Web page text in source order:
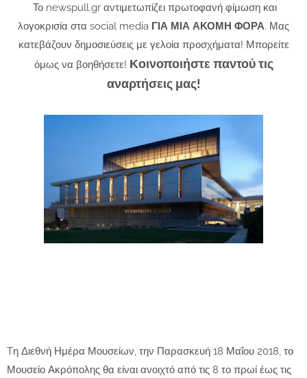
Το newspull.gr αντιμετωπίζει πρωτοφανή φίμωση και
λογοκρισία στα social media ΓΙΑ ΜΙΑ ΑΚΟΜΗ ΦΟΡΑ. Μας
κατεβάζουν δημοσιεύσεις με γελοία προσχήματα! Μπορείτε
όμως να βοηθήσετε! Κοινοποιήστε παντού τις
αναρτήσεις μας!
Tη Διεθνή Ημέρα Μουσείων, την Παρασκευή 18 Μαΐου 2018, το
Μουσείο Ακρόπολης θα είναι ανοιχτό από τις 8 το πρωί έως τις